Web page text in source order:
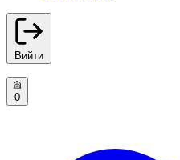
Вийти
0